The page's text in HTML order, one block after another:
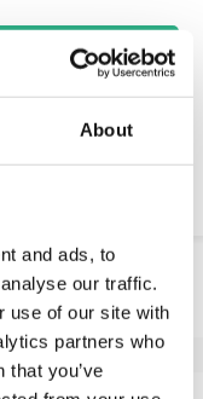
About
and ads, to
our traffic.
use of our site with
partners who
that you’ve